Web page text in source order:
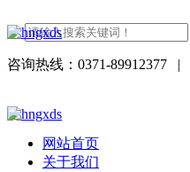
咨询热线：0371-89912377 |
网站首页
关于我们